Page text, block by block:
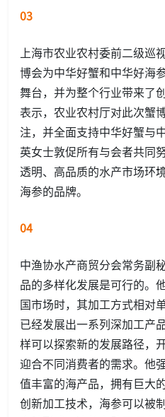
03
上海市农业农村委前二级巡
博会为中华好蟹和中华好海
舞台，并为整个行业带来了
表示，农业农村厅对此次蟹
注，并全面支持中华好蟹与
英女士敦促所有与会者共同
透明、高品质的水产市场环
海参的品牌。
04
中渔协水产商贸分会常务副
品的多样化发展是可行的。
国市场时，其加工方式相对
已经发展出一系列深加工产
样可以探索新的发展路径，
迎合不同消费者的需求。他
值丰富的海产品，拥有巨大
创新加工技术，海参可以被